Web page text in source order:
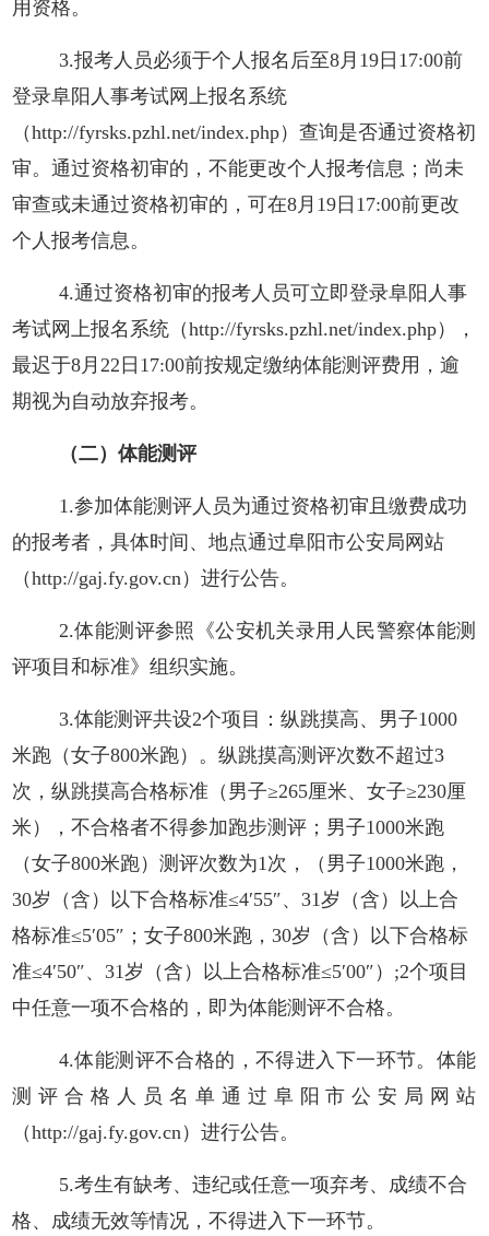
用资格。
3.报考人员必须于个人报名后至8月19日17:00前
登录阜阳人事考试网上报名系统
（http://fyrsks.pzhl.net/index.php）查询是否通过资格初
审。通过资格初审的，不能更改个人报考信息；尚未
审查或未通过资格初审的，可在8月19日17:00前更改
个人报考信息。
4.通过资格初审的报考人员可立即登录阜阳人事
考试网上报名系统 （http://fyrsks.pzhl.net/index.php）
，
最迟于8月22日17:00前按规定缴纳体能测评费用，逾
期视为自动放弃报考。
（二）体能测评
1.参加体能测评人员为通过资格初审且缴费成功
的报考者，具体时间、地点通过阜阳市公安局网站
（http://gaj.fy.gov.cn）进行公告。
2.体能测评参照《公安机关录用人民警察体能测
评项目和标准》组织实施。
3.体能测评共设2个项目
：纵跳摸高、男子1000
米跑（女子800米跑）。纵跳摸高测评次数不超过3
次，纵跳摸高合格标准（男子≥265厘米、女子≥230厘
米），不合格者不得参加跑步测评； 男子1000米跑
（女子800米跑）测评次数为1次，（男子1000米跑，
30岁（含）以下合格标准≤4′55″、31岁（含）以上合
格标准≤5′05″；女子800米跑，30岁（含）以下合格标
准≤4′50″、31岁（含）以上合格标准≤5′00″）;2个项目
中任意一项不合格的，即为体能测评不合格。
4.体能测评不合格的，不得进入下一环节。体能
测评合格人员名单通过阜阳市公安局网站
（http://gaj.fy.gov.cn）进行公告。
5.考生有缺考、违纪或任意一项弃考、成绩不合
格、成绩无效等情况，不得进入下一环节。